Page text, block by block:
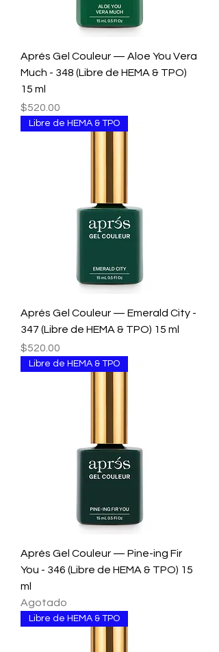
Aprés Gel Couleur — Aloe You Vera
Much - 348 (Libre de HEMA & TPO)
15 ml
Precio
$520.00
Libre de HEMA & TPO
Aprés Gel Couleur — Emerald City -
347 (Libre de HEMA & TPO) 15 ml
Precio
$520.00
Libre de HEMA & TPO
Aprés Gel Couleur — Pine-ing Fir
You - 346 (Libre de HEMA & TPO) 15
ml
Agotado
Libre de HEMA & TPO